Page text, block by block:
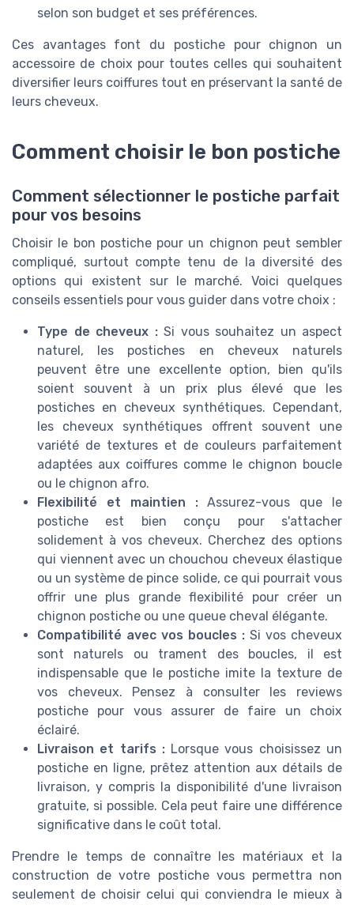
selon son budget et ses préférences.
Ces avantages font du postiche pour chignon un
accessoire de choix pour toutes celles qui souhaitent
diversifier leurs coiffures tout en préservant la santé de
leurs cheveux.
Comment choisir le bon postiche
Comment sélectionner le postiche parfait
pour vos besoins
Choisir le bon postiche pour un chignon peut sembler
compliqué, surtout compte tenu de la diversité des
options qui existent sur le marché. Voici quelques
conseils essentiels pour vous guider dans votre choix :
Type de cheveux :Si vous souhaitez un aspect
naturel, les postiches en cheveux naturels
peuvent être une excellente option, bien qu'ils
soient souvent à un prix plus élevé que les
postiches en cheveux synthétiques. Cependant,
les cheveux synthétiques offrent souvent une
variété de textures et de couleurs parfaitement
adaptées aux coiffures comme le chignon boucle
ou le chignon afro.
Flexibilité et maintien :Assurez-vous que le
postiche est bien conçu pour s'attacher
solidement à vos cheveux. Cherchez des options
qui viennent avec un chouchou cheveux élastique
ou un système de pince solide, ce qui pourrait vous
offrir une plus grande flexibilité pour créer un
chignon postiche ou une queue cheval élégante.
Compatibilité avec vos boucles : Si vos cheveux
sont naturels ou trament des boucles, il est
indispensable que le postiche imite la texture de
vos cheveux. Pensez à consulter les reviews
postiche pour vous assurer de faire un choix
éclairé.
Livraison et tarifs :Lorsque vous choisissez un
postiche en ligne, prêtez attention aux détails de
livraison, y compris la disponibilité d'une livraison
gratuite, si possible. Cela peut faire une différence
significative dans le coût total.
Prendre le temps de connaître les matériaux et la
construction de votre postiche vous permettra non
seulement de choisir celui qui conviendra le mieux à